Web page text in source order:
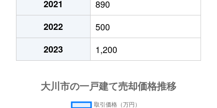
2021
890
2022
500
2023
1,200